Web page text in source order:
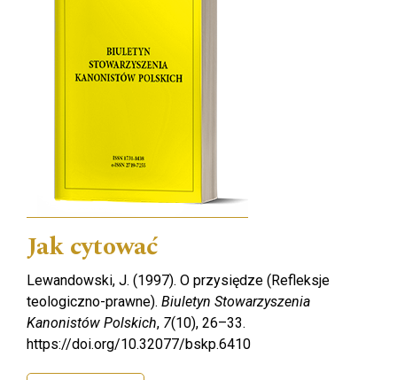
Jak cytować
Lewandowski, J. (1997). O przysiędze (Refleksje
teologiczno-prawne). Biuletyn Stowarzyszenia
Kanonistów Polskich, 7(10), 26–33.
https://doi.org/10.32077/bskp.6410